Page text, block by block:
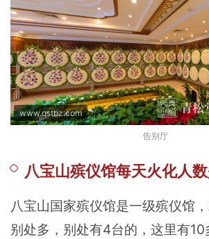
告别厅
www.qstbz.com
八宝山殡仪馆每天火化人
八宝山国家殡仪馆是一级殡仪馆
别处多，别处有4台的，这里有